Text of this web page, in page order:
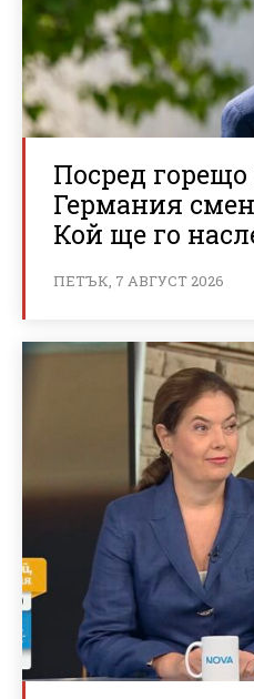
Посред горещо
Германия
Кой ще го
ПЕТЪК, 7 АВГУСТ 2026